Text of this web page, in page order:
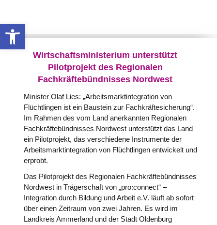
Werkzeugleiste öffnen
Wirtschaftsministerium unterstützt
Pilotprojekt des Regionalen
Fachkräftebündnisses Nordwest
Minister Olaf Lies: „Arbeitsmarktintegration von
Flüchtlingen ist ein Baustein zur Fachkräftesicherung“.
Im Rahmen des vom Land anerkannten Regionalen
Fachkräftebündnisses Nordwest unterstützt das Land
ein Pilotprojekt, das verschiedene Instrumente der
Arbeitsmarktintegration von Flüchtlingen entwickelt und
erprobt.
Das Pilotprojekt des Regionalen Fachkräftebündnisses
Nordwest in Trägerschaft von „pro:connect“ –
Integration durch Bildung und Arbeit e.V. läuft ab sofort
über einen Zeitraum von zwei Jahren. Es wird im
Landkreis Ammerland und der Stadt Oldenburg